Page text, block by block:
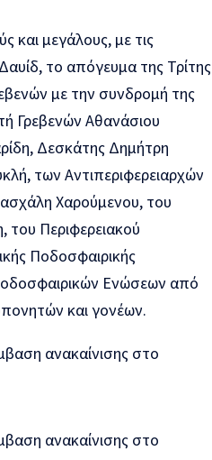
και μεγάλους, με τις
το απόγευμα της Τρίτης
με την συνδρομή της
Γρεβενών Αθανάσιου
Δεσκάτης Δημήτρη
των Αντιπεριφερειαρχών
Χαρούμενου, του
του Περιφερειακού
Ποδοσφαιρικής
Ενώσεων από
και γονέων.